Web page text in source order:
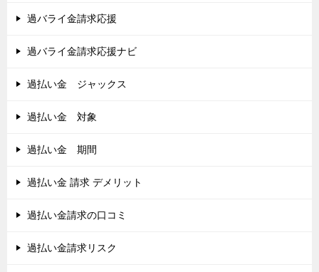
過バライ金請求応援
過バライ金請求応援ナビ
過払い金 ジャックス
過払い金 対象
過払い金 期間
過払い金 請求 デメリット
過払い金請求の口コミ
過払い金請求リスク